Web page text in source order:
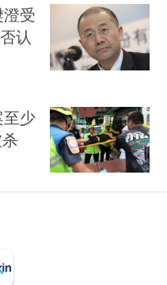
受
认
至少